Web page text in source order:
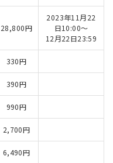
28,800円
2023年11月22
日10:00～
12月22日23:59
330円
390円
990円
2,700円
6,490円